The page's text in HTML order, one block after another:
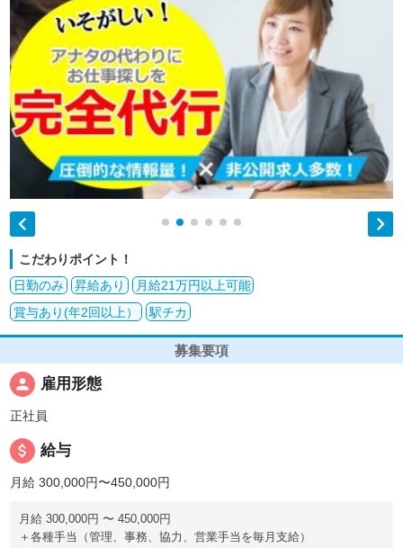
 
こだわりポイント！
日勤のみ
昇給あり
月給21万円以上可能
賞与あり(年2回以上）
駅チカ
募集要項
person 雇用形態
正社員
attach_money 給与
月給 300,000円〜450,000円
月給 300,000円 〜 450,000円
＋各種手当（管理、事務、協力、営業手当を毎月支給）